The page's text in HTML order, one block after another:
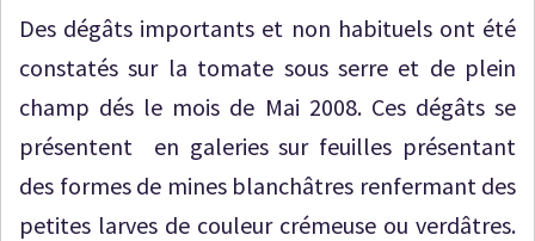
Des dégâts importants et non habituels ont été
constatés sur la tomate sous serre et de plein
champ dés le mois de Mai 2008. Ces dégâts se
présentent en galeries sur feuilles présentant
des formes de mines blanchâtres renfermant des
petites larves de couleur crémeuse ou verdâtres.